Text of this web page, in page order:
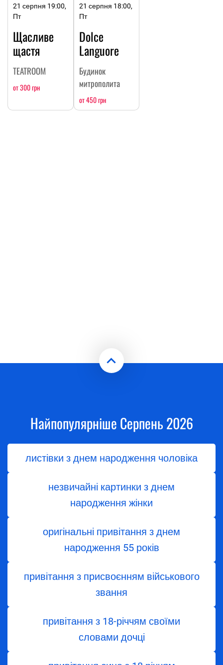
21 серпня 19:00,
Пт
Щасливе
щастя
TEATROOM
от 300 грн
21 серпня 18:00,
Пт
Dolce
Languore
Будинок
митрополита
от 450 грн
Найпопулярніше Серпень 2026
листівки з днем народження чоловіка
незвичайні картинки з днем
народження жінки
оригінальні привітання з днем
народження 55 років
привітання з присвоєнням військового
звання
привітання з 18-річчям своїми
словами дочці